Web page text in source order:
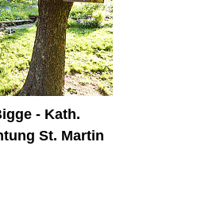
- Kath.
St. Martin